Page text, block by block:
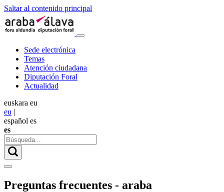
Saltar al contenido principal
Sede electrónica
Temas
Atención ciudadana
Diputación Foral
Actualidad
euskara eu
eu |
español es
es
Preguntas frecuentes - araba